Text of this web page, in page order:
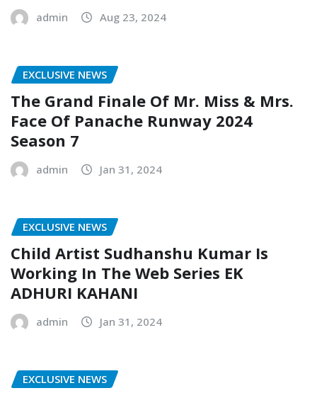
admin Aug 23, 2024
EXCLUSIVE NEWS
The Grand Finale Of Mr. Miss & Mrs.
Face Of Panache Runway 2024
Season 7
admin Jan 31, 2024
EXCLUSIVE NEWS
Child Artist Sudhanshu Kumar Is
Working In The Web Series EK
ADHURI KAHANI
admin Jan 31, 2024
EXCLUSIVE NEWS